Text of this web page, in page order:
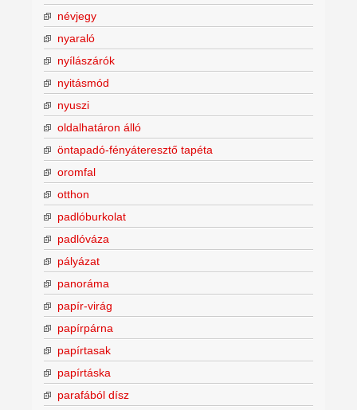
névjegy
nyaraló
nyílászárók
nyitásmód
nyuszi
oldalhatáron álló
öntapadó-fényáteresztő tapéta
oromfal
otthon
padlóburkolat
padlóváza
pályázat
panoráma
papír-virág
papírpárna
papírtasak
papírtáska
parafából dísz